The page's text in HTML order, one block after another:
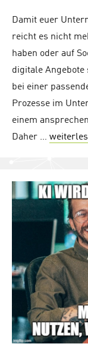
Damit euer
reicht es nicht
haben oder auf
digitale
bei einer
Prozesse im
einem
Daher …